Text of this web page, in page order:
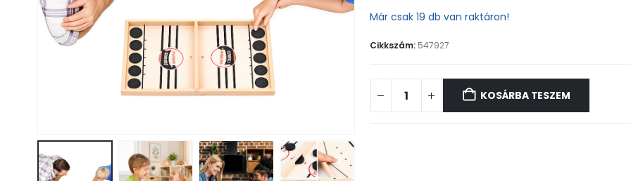
Már csak 19 db van raktáron!
Cikkszám: 547927
KOSÁRBA TESZEM